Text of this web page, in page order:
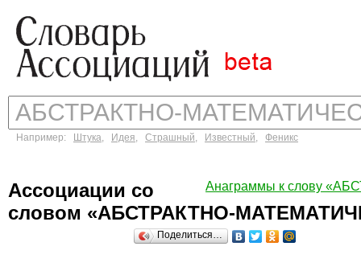
Например: Штука, Идея, Страшный, Известный, Феникс
Анаграммы к слову
Ассоциации со
словом «АБСТРАКТНО-
Поделиться…